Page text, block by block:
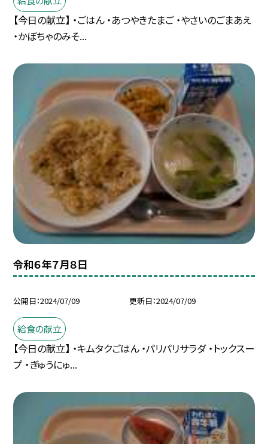
【今日の献立】 ・ごはん ・あつやきたまご ・やさいのごまあえ
・かぼちゃのみそ...
令和６年７月８日
公開日 2024/07/09 更新日 2024/07/09
給食の献立
【今日の献立】 ・キムタクごはん ・パリパリサラダ ・トックスー
プ ・ぎゅうにゅ...